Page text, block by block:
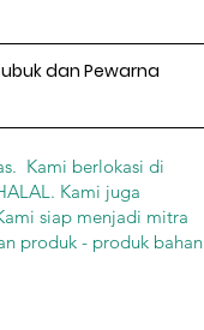
dan Pewarna
Kami berlokasi di
Kami juga
siap menjadi mitra
produk - produk bahan